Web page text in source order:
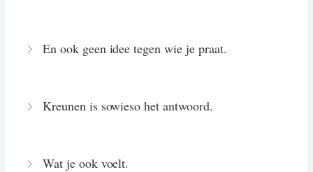
En ook geen idee tegen wie je praat.
Kreunen is sowieso het antwoord.
Wat je ook voelt.